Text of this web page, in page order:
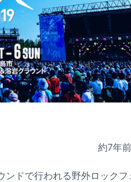
約7年前
ドで行われる野外ロック